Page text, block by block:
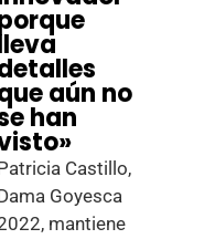
aún no
han
Castillo,
Goyesca
mantiene